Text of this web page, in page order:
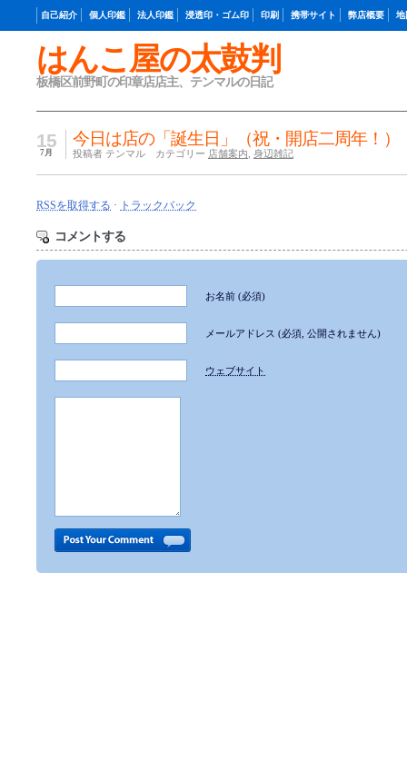
はんこ屋の太鼓判
板橋区前野町の印章店店主、テンマルの日記
自己紹介 個人印鑑 法人印鑑 浸透印・ゴム印 印刷 携帯サイト 弊店概要 地
今日は店の「誕生日」（祝・開店二周年！）
15
7月 投稿者 テンマル カテゴリー 店舗案内 身辺雑記
RSSを取得する · トラックバック
コメントする
お名前 (必須)
メールアドレス (必須, 公開されません)
ウェブサイト